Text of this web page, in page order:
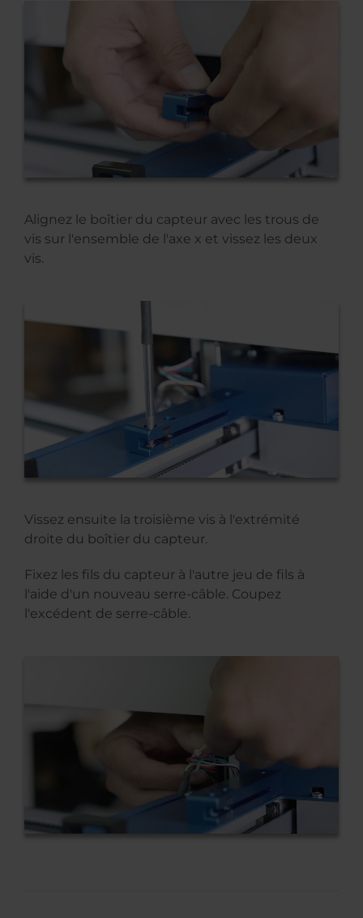
Alignez le boîtier du capteur avec les trous de
vis sur l'ensemble de l'axe x et vissez les deux
vis.
Vissez ensuite la troisième vis à l'extrémité
droite du boîtier du capteur.
Fixez les fils du capteur à l'autre jeu de fils à
l'aide d'un nouveau serre-câble. Coupez
l'excédent de serre-câble.